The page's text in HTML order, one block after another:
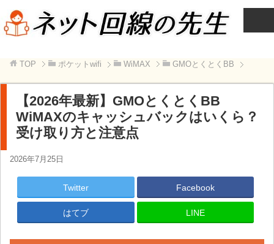
TOP ポケットwifi WiMAX GMOとくとくBB
【2026年最新】GMOとくとくBB
WiMAXのキャッシュバックはいくら？
受け取り方と注意点
2026年7月25日
Twitter Facebook
はてブ LINE